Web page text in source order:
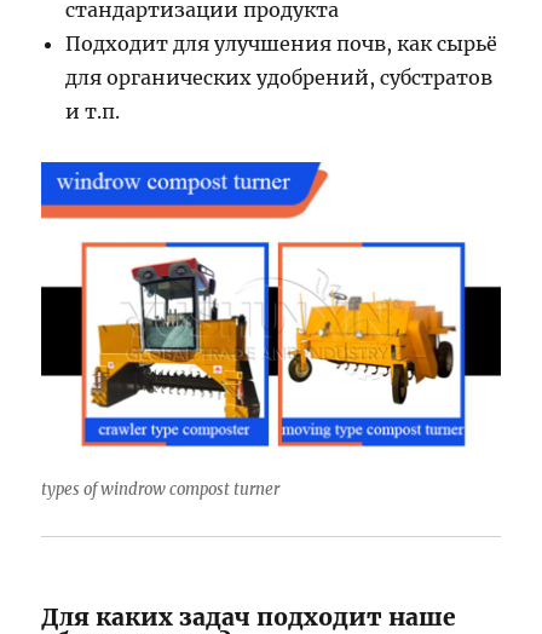
стандартизации продукта
Подходит для улучшения почв, как сырьё
для органических удобрений, субстратов
и т.п.
types of windrow compost turner
Для каких задач подходит наше